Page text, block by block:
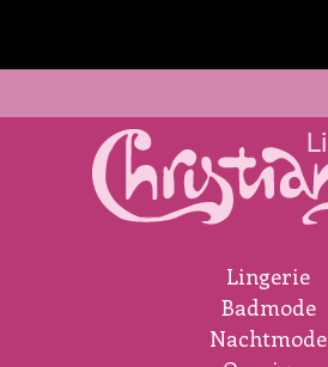
Lingerie
Badmode
Nachtmode